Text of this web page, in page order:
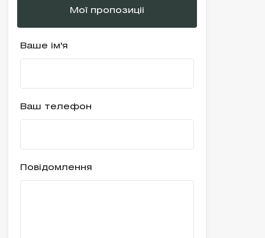
Мої пропозиціі
Ваше ім'я
Ваш телефон
Повідомлення